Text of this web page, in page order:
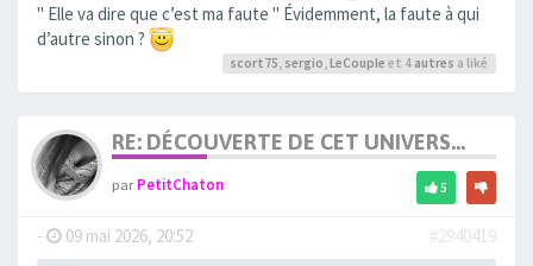
" Elle va dire que c’est ma faute " Évidemment, la faute à qui
d’autre sinon ?
scort75 sergio LeCouple et 4 autres a liké
RE: DÉCOUVERTE DE CET UNIVERS...
parPetitChaton 5
- 09 mai 2026, 20:52
#2940419